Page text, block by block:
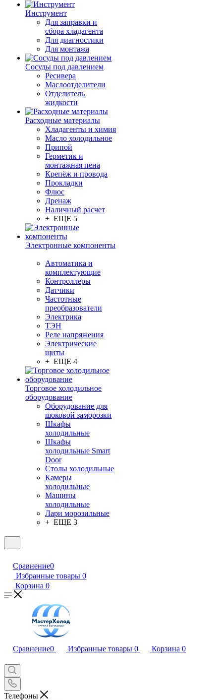
Инструмент
Для заправки и
сбора хладагента
Для диагностики
Для монтажа
Сосуды под давлением
Ресивера
Маслоотделители
Отделитель
жидкости
Расходные материалы
Хладагенты и химия
Масло холодильное
Припой
Герметик и
монтажная пена
Крепёж и провода
Прокладки
Флюс
Дренаж
Наличный расчет
+ ЕЩЕ 5
Электронные компоненты
Автоматика и
комплектующие
Контроллеры
Датчики
Частотные
преобразователи
Электрика
ТЭН
Реле напряжения
Электрические
щиты
+ ЕЩЕ 4
Торговое холодильное
оборудование
Оборудование для
шоковой заморозки
Шкафы
холодильные
Шкафы
холодильные Smart
Door
Столы холодильные
Камеры
холодильные
Машины
холодильные
Лари морозильные
+ ЕЩЕ 3
Сравнение0
Избранные товары 0
Корзина 0
Сравнение0 Избранные товары 0 Корзина 0
Телефоны